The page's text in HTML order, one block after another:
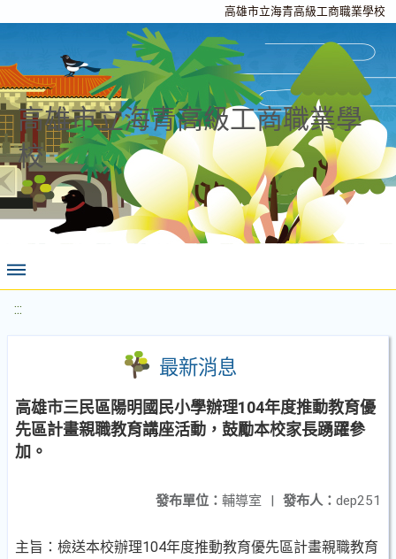
高雄市立海青高級工商職業學校
高雄市立海青高級工商職業學
校
:::
最新消息
高雄市三民區陽明國民小學辦理104年度推動教育優
先區計畫親職教育講座活動，鼓勵本校家長踴躍參
加。
發布人： dep251
發布單位： 輔導室 |
主旨：檢送本校辦理104年度推動教育優先區計畫親職教育